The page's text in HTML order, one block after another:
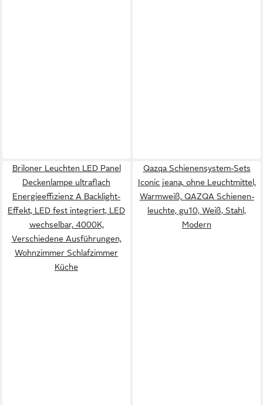
Briloner Leuchten LED Panel
Deckenlampe ultraflach
Energieeffizienz A Backlight-
Effekt, LED fest integriert, LED
wechselbar, 4000K,
Verschiedene Ausführungen,
Wohnzimmer Schlafzimmer
Küche
Qazqa Schienensystem-Sets
Iconic jeana, ohne Leuchtmittel,
Warmweiß, QAZQA Schienen­
leuchte, gu10, Weiß, Stahl,
Modern